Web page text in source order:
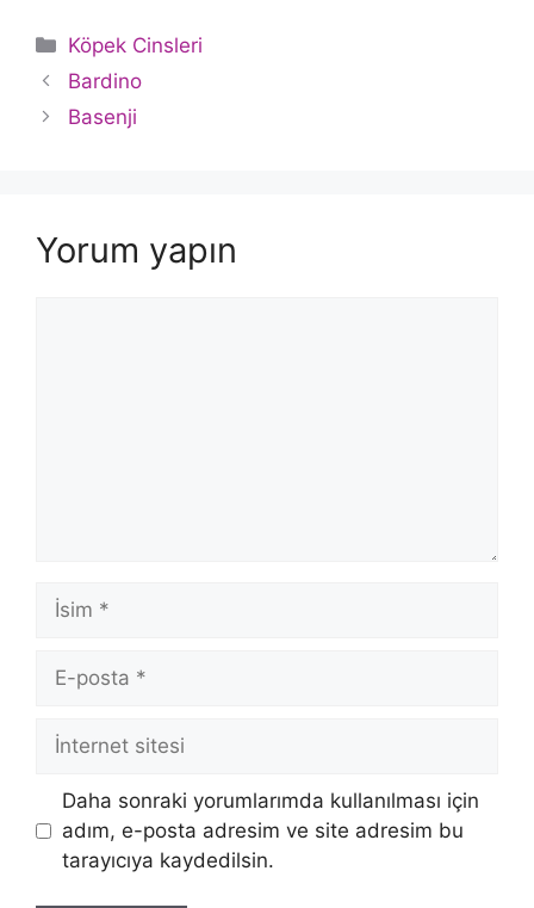
Kategoriler
Köpek Cinsleri
Bardino
Basenji
Yorum yapın
İsim
posta
İnternet
sitesi
Daha sonraki yorumlarımda kullanılması için
adım, e-posta adresim ve site adresim bu
tarayıcıya kaydedilsin.